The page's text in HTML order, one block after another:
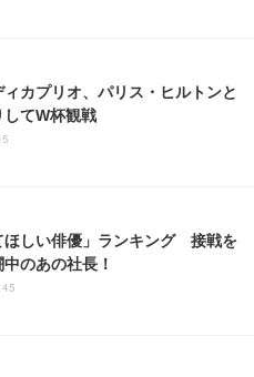
ィカプリオ、パリス・ヒルトンと
てW杯観戦
ほしい俳優」ランキング 接戦を
のあの社長！